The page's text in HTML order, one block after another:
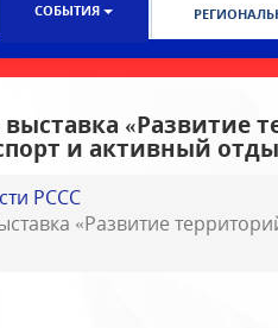
СОБЫТИЯ
«Развитие
и активный
РССС
«Развитие